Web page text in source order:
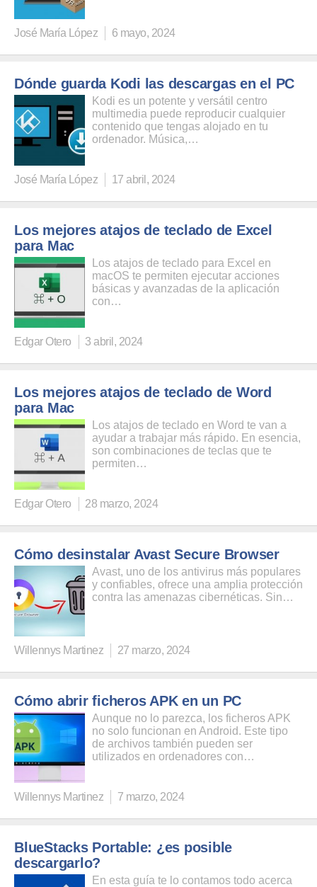
José María López 6 mayo, 2024
Dónde guarda Kodi las descargas en el PC
Kodi es un potente y versátil centro
multimedia puede reproducir cualquier
contenido que tengas alojado en tu
ordenador. Música,…
José María López 17 abril, 2024
Los mejores atajos de teclado de Excel
para Mac
Los atajos de teclado para Excel en
macOS te permiten ejecutar acciones
básicas y avanzadas de la aplicación
con…
Edgar Otero 3 abril, 2024
Los mejores atajos de teclado de Word
para Mac
Los atajos de teclado en Word te van a
ayudar a trabajar más rápido. En esencia,
son combinaciones de teclas que te
permiten…
Edgar Otero 28 marzo, 2024
Cómo desinstalar Avast Secure Browser
Avast, uno de los antivirus más populares
y confiables, ofrece una amplia protección
contra las amenazas cibernéticas. Sin…
Willennys Martinez 27 marzo, 2024
Cómo abrir ficheros APK en un PC
Aunque no lo parezca, los ficheros APK
no solo funcionan en Android. Este tipo
de archivos también pueden ser
utilizados en ordenadores con…
Willennys Martinez 7 marzo, 2024
BlueStacks Portable: ¿es posible
descargarlo?
En esta guía te lo contamos todo acerca